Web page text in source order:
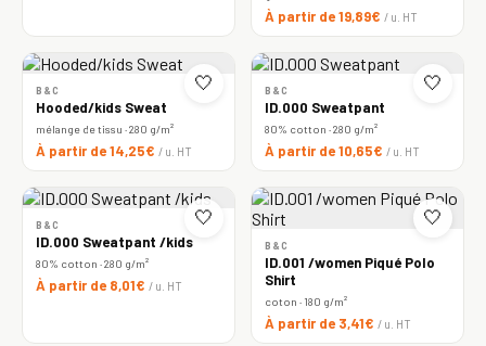
À partir de 19,89€ / u. HT
🤍
B&C
Hooded/kids Sweat
mélange de tissu · 280 g/m²
À partir de 14,25€ / u. HT
🤍
B&C
ID.000 Sweatpant
80% cotton · 280 g/m²
À partir de 10,65€ / u. HT
🤍
B&C
ID.000 Sweatpant /kids
80% cotton · 280 g/m²
À partir de 8,01€ / u. HT
🤍
B&C
ID.001 /women Piqué Polo
Shirt
coton · 180 g/m²
À partir de 3,41€ / u. HT